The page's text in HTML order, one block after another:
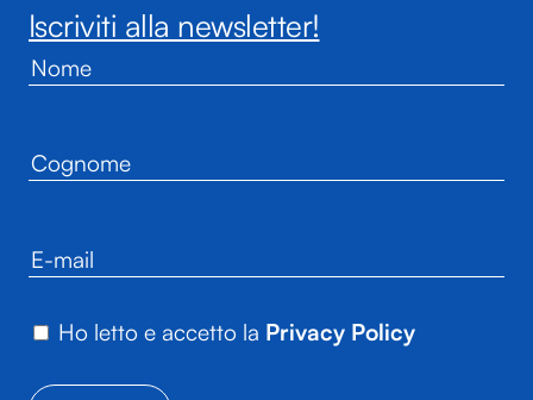
Iscriviti alla newsletter!
Ho letto e accetto la Privacy Policy